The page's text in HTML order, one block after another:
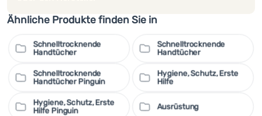
Netzabdeckung
Parameter:
Maße: 60 x 120 cm
Ähnliche Produkte finden Sie in
Schnelltrocknende
Handtücher
Schnelltrocknende
Handtücher
Schnelltrocknende
Handtücher Pinguin
Hygiene, Schutz, Erste
Hilfe
Hygiene, Schutz, Erste
Hilfe Pinguin Ausrüstung